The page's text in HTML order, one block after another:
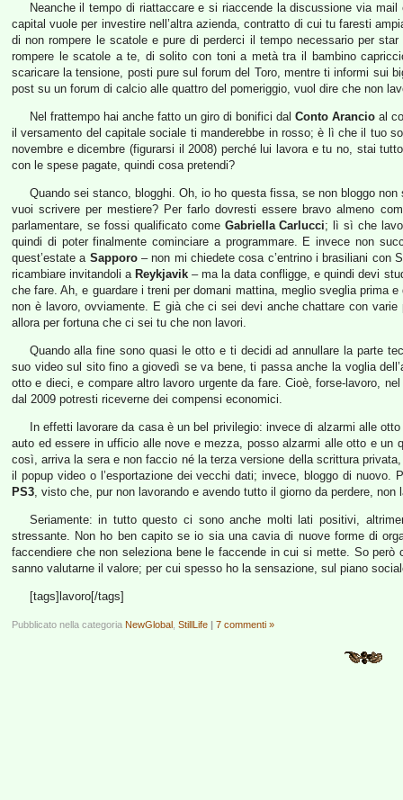
Neanche il tempo di riattaccare e si riaccende la discussione via
capital vuole per investire nell’altra azienda, contratto di cui tu faresti
di non rompere le scatole e pure di perderci il tempo necessario per
rompere le scatole a te, di solito con toni a metà tra il bambino
scaricare la tensione, posti pure sul forum del Toro, mentre ti informi sui
post su un forum di calcio alle quattro del pomeriggio, vuol dire che non
Nel frattempo hai anche fatto un giro di bonifici dalConto Arancio al
il versamento del capitale sociale ti manderebbe in rosso; è lì che il tuo
novembre e dicembre (figurarsi il 2008) perché lui lavora e tu no, stai
con le spese pagate, quindi cosa pretendi?
Quando sei stanco, blogghi. Oh, io ho questa fissa, se non bloggo
vuoi scrivere per mestiere? Per farlo dovresti essere bravo almeno
parlamentare, se fossi qualificato come Gabriella Carlucci; lì sì che
quindi di poter finalmente cominciare a programmare. E invece non
quest’estate a Sapporo– non mi chiedete cosa c’entrino i brasiliani con
ricambiare invitandoli a Reykjavik – ma la data confligge, e quindi devi
che fare. Ah, e guardare i treni per domani mattina, meglio sveglia prima
non è lavoro, ovviamente. E già che ci sei devi anche chattare con
allora per fortuna che ci sei tu che non lavori.
Quando alla fine sono quasi le otto e ti decidi ad annullare la parte
suo video sul sito fino a giovedì se va bene, ti passa anche la voglia
otto e dieci, e compare altro lavoro urgente da fare. Cioè, forse-lavoro,
dal 2009 potresti riceverne dei compensi economici.
In effetti lavorare da casa è un bel privilegio: invece di alzarmi alle
auto ed essere in ufficio alle nove e mezza, posso alzarmi alle otto e un
così, arriva la sera e non faccio né la terza versione della scrittura
il popup video o l’esportazione dei vecchi dati; invece, bloggo di nuovo.
PS3, visto che, pur non lavorando e avendo tutto il giorno da perdere, non
Seriamente: in tutto questo ci sono anche molti lati positivi,
stressante. Non ho ben capito se io sia una cavia di nuove forme di
faccendiere che non seleziona bene le faccende in cui si mette. So
sanno valutarne il valore; per cui spesso ho la sensazione, sul piano
[tags]lavoro[/tags]
Pubblicato nella categoria NewGlobal StillLife | 7 commenti »